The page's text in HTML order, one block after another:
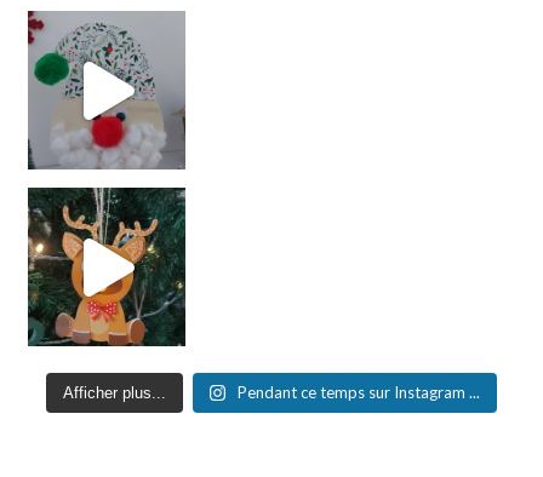
Afficher plus... Pendant ce temps sur Instagram ...